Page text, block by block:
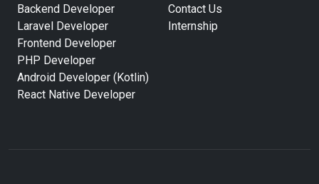
Backend Developer
Laravel Developer
Frontend Developer
PHP Developer
Android Developer (Kotlin)
React Native Developer
Contact Us
Internship